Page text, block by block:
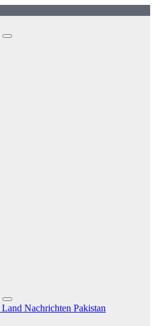
Land Nachrichten Pakistan